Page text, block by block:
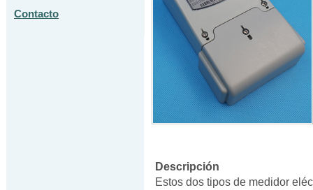
Contacto
Descripción
Estos dos tipos de medidor